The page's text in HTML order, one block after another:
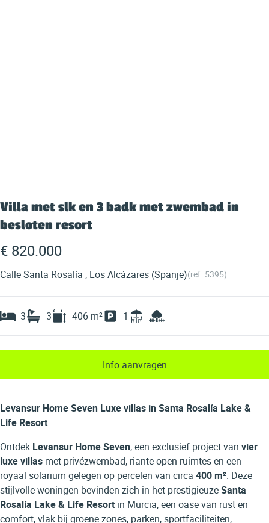
Villa met slk en 3 badk met zwembad in
besloten resort
€ 820.000
Calle Santa Rosalía , Los Alcázares (Spanje)(ref. 5395)
3 3 406 m² 1
Info aanvragen
Levansur Home Seven Luxe villas in Santa Rosalía Lake &
Life Resort
Ontdek Levansur Home Seven, een exclusief project van vier
luxe villas met privézwembad, riante open ruimtes en een
royaal solarium gelegen op percelen van circa 400 m². Deze
stijlvolle woningen bevinden zich in het prestigieuzeSanta
Rosalía Lake & Life Resortin Murcia, een oase van rust en
comfort, vlak bij groene zones, parken, sportfaciliteiten,